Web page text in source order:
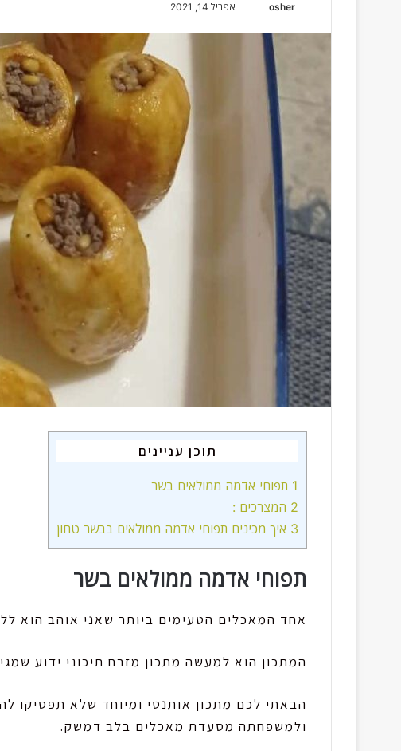
osher אפריל 14, 2021
תוכן עניינים
1 תפוחי אדמה ממולאים בשר
2 המצרכים :
3 איך מכינים תפוחי אדמה ממולאים בבשר טחון
תפוחי אדמה ממולאים בשר
אחד המאכלים הטעימים ביותר שאני אוהב הוא
המתכון הוא למעשה מתכון מזרח תיכוני ידוע
הבאתי לכם מתכון אותנטי ומיוחד שלא תפסיקו
ולמשפחתה מסעדת מאכלים בלב דמשק.